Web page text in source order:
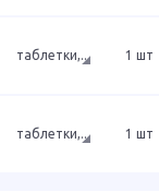
таблетки,... 1 шт
таблетки,... 1 шт